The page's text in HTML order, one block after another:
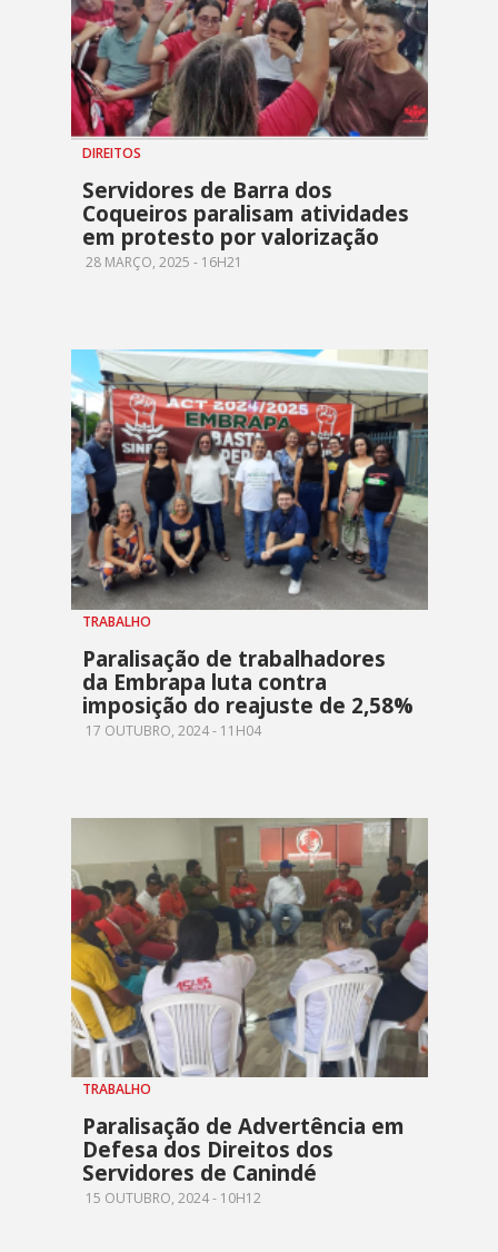
DIREITOS
Servidores de Barra dos
Coqueiros paralisam atividades
em protesto por valorização
28 MARÇO, 2025 - 16H21
TRABALHO
Paralisação de trabalhadores
da Embrapa luta contra
imposição do reajuste de 2,58%
17 OUTUBRO, 2024 - 11H04
TRABALHO
Paralisação de Advertência em
Defesa dos Direitos dos
Servidores de Canindé
15 OUTUBRO, 2024 - 10H12